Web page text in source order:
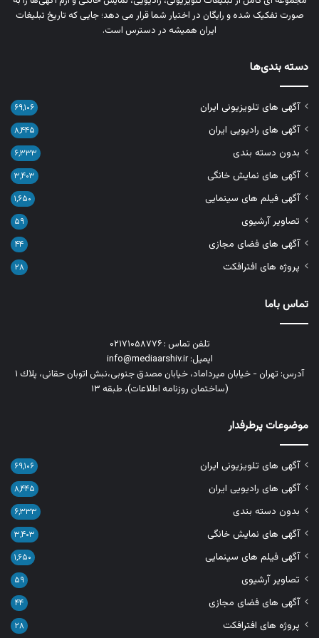
صورت تفکیک‌ شده و رایگان در اختیار شما قرار می‌ دهد؛ جایی که تاریخ تبلیغات
ایران همیشه در دسترس است.
دسته بندی‌ها
آگهی های تلویزیونی ایران ۶۹,۱۰۶
آگهی های رادیویی ایران ۸,۴۴۵
بدون دسته بندی ۶,۳۳۳
آگهی های نمایش خانگی ۳,۴۰۳
آگهی فیلم های سینمایی ۱,۶۵۰
تصاویر آرشیوی ۵۹
آگهی های فضای مجازی ۴۴
پروژه های افترافکت ۲۸
تماس باما
تلفن تماس : ۰۲۱۷۱۰۵۸۷۷۶
ایمیل: info@mediaarshiv.ir
آدرس: تهران - خیابان میرداماد، خیابان مصدق جنوبی،نبش اتوبان حقانی، پلاك ١
(ساختمان روزنامه اطلاعات)، طبقه ۱۳
موضوعات پرطرفدار
آگهی های تلویزیونی ایران ۶۹,۱۰۶
آگهی های رادیویی ایران ۸,۴۴۵
بدون دسته بندی ۶,۳۳۳
آگهی های نمایش خانگی ۳,۴۰۳
آگهی فیلم های سینمایی ۱,۶۵۰
تصاویر آرشیوی ۵۹
آگهی های فضای مجازی ۴۴
پروژه های افترافکت ۲۸